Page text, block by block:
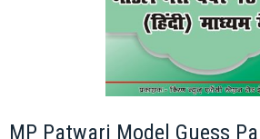
MP Patwari Model Guess